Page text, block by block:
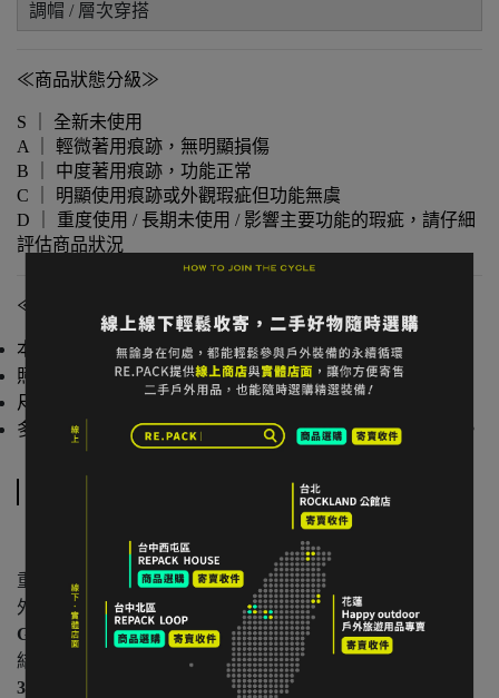
調帽 / 層次穿搭
≪商品狀態分級≫
S ｜ 全新未使用
A ｜ 輕微著用痕跡，無明顯損傷
B ｜ 中度著用痕跡，功能正常
C ｜ 明顯使用痕跡或外觀瑕疵但功能無虞
D ｜ 重度使用 / 長期未使用 / 影響主要功能的瑕疵，請仔細
評估商品狀況
≪注意事項≫
本店與實體店同步販售，庫存可能有時間差。
照片已盡量呈現實色，螢幕設定不同可能略有差異。
尺寸為人工測量，可能有些微誤差。
多件不同門市商品將併單出貨，出貨時間可能延後 1–2 日。
重量： 740 g Asia M碼
外層材質：
GORE-TEX 2L 防水透氣面料（防水 / 防風 / 透氣）
結構：
3合1設計（外層防水殼＋內層保暖外套）